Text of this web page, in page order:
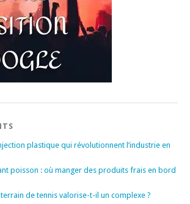
plastique qui révolutionnent l’industrie en
poisson : où manger des produits frais en bord
de tennis valorise-t-il un complexe ?